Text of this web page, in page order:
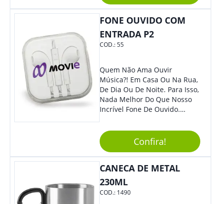
FONE OUVIDO COM
ENTRADA P2
COD.:55
Quem Não Ama Ouvir
Música?! Em Casa Ou Na Rua,
De Dia Ou De Noite. Para Isso,
Nada Melhor Do Que Nosso
Incrível Fone De Ouvido.
De Excelente Qualidade, E
Contando Com Tamanho De
Fio Ideal Para Se Movimentar
Com Mais Liberdade, É O
Brinde Que Seus Clientes E
Colaboradores Mais Querem!
Não Fique De Fora! Ofereça
Em Eventos, Feiras E
Confira!
CANECA DE METAL
230ML
COD.: 1490